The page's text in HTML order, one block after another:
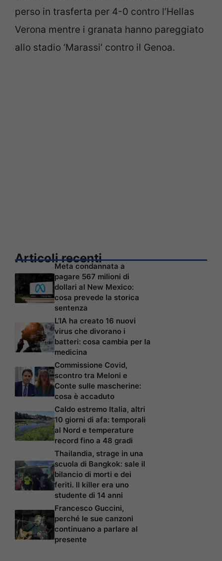
perso in trasferta per 4-0 contro l’Hellas
Verona mentre i granata hanno pareggiato
allo stadio ‘Marassi’ contro il Genoa.
Articoli recenti
Meta condannata a
pagare 567 milioni di
dollari al New Mexico:
cosa prevede la storica
sentenza
L’IA ha creato 16 nuovi
virus che divorano i
batteri: cosa cambia per la
medicina
Commissione Covid,
scontro tra Meloni e
Conte sulle mascherine:
cosa è accaduto
Caldo estremo Italia, altri
10 giorni di afa: temporali
al Nord e temperature
record fino a 48 gradi
Thailandia, strage in una
scuola di Bangkok: sale il
bilancio di morti e dei
feriti. Il killer era uno
studente di 14 anni
Francesco Guccini,
perché le sue canzoni
continuano a parlare al
presente